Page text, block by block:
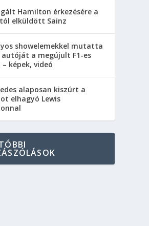
Hamilton érkezésére a
elküldött Sainz
showelemekkel mutatta
autóját a megújult F1-es
képek, videó
alaposan kiszúrt a
elhagyó Lewis